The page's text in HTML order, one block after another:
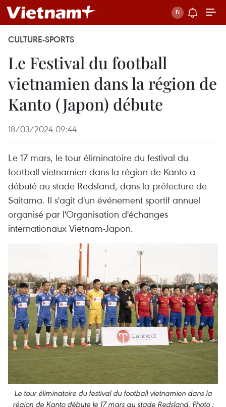
CULTURE-SPORTS
Le Festival du football
vietnamien dans la région de
Kanto (Japon) débute
18/03/2024 09:44
Le 17 mars, le tour éliminatoire du festival du
football vietnamien dans la région de Kanto a
débuté au stade Redsland, dans la préfecture de
Saitama. Il s'agit d'un événement sportif annuel
organisé par l'Organisation d'échanges
internationaux Vietnam-Japon.
Le tour éliminatoire du festival du football vietnamien dans la
région de Kanto débute le 17 mars au stade Redsland. Photo :